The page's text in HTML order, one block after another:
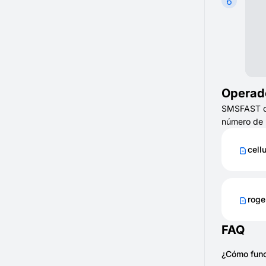
SMSFAST
número
FAQ
¿Cómo